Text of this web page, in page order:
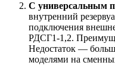
С универсальным
внутренний
подключения
РДСГ1-1,2.
Недостаток —
моделями на